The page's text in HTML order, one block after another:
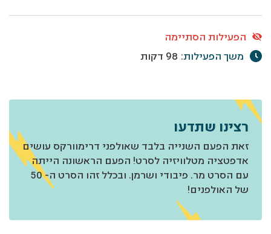
הפעילות הסתיימה
משך הפעילות: 98 דקות
רצינו שתדעו
זאת הפעם השנייה בלבד שאולפני דרימוורקס עושים
אדפטציה מטלוויזיה לסרט! הפעם הראשונה הייתה
עם הסרט מר. פיבודי ושרמן. ובכלל זהו הסרט ה- 50
של האולפנים!